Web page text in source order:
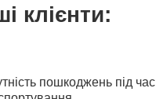
клієнти:
пошкоджень під час